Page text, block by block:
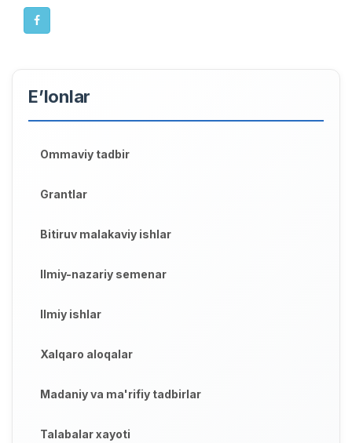
E’lonlar
Ommaviy tadbir
Grantlar
Bitiruv malakaviy ishlar
Ilmiy-nazariy semenar
Ilmiy ishlar
Xalqaro aloqalar
Madaniy va ma'rifiy tadbirlar
Talabalar xayoti